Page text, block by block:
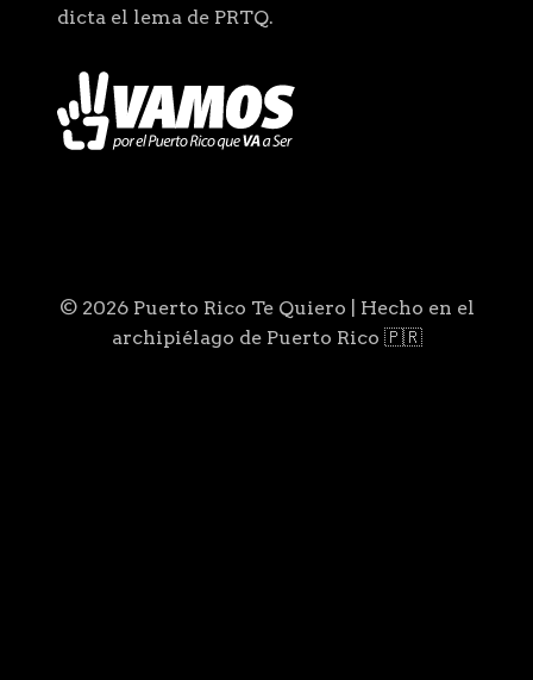
dicta el lema de PRTQ.
© 2026 Puerto Rico Te Quiero | Hecho en el
archipiélago de Puerto Rico 🇵🇷